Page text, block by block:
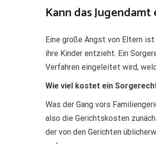
Kann das
Eine große Angst von Eltern
ihre Kinder entzieht. Ein
Verfahren eingeleitet wird,
Wie viel kostet ein
Was der Gang vors
also die Gerichtskosten
der von den Gerichten